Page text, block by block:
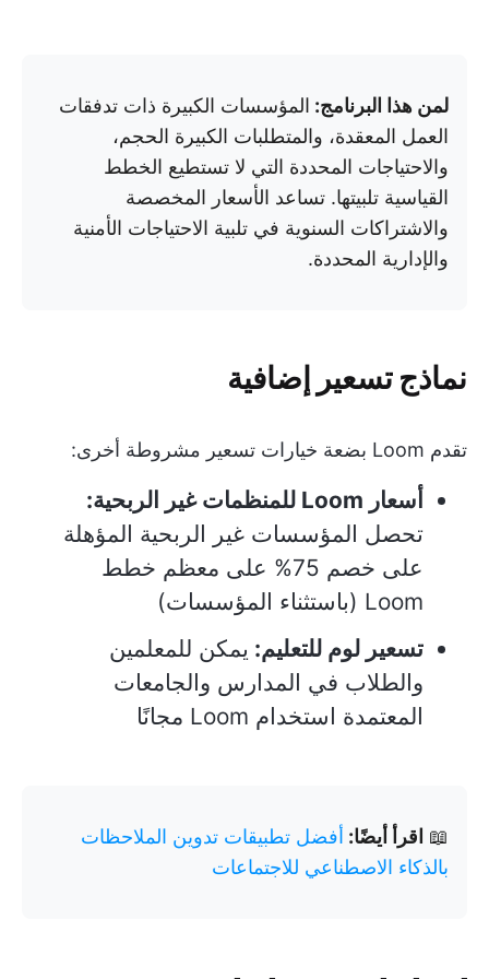
لمن هذا البرنامج: المؤسسات الكبيرة ذات تدفقات
العمل المعقدة، والمتطلبات الكبيرة الحجم،
والاحتياجات المحددة التي لا تستطيع الخطط
القياسية تلبيتها. تساعد الأسعار المخصصة
والاشتراكات السنوية في تلبية الاحتياجات الأمنية
والإدارية المحددة.
نماذج تسعير إضافية
تقدم Loom بضعة خيارات تسعير مشروطة أخرى:
أسعار Loom للمنظمات غير الربحية:
تحصل المؤسسات غير الربحية المؤهلة
على خصم 75% على معظم خطط
Loom (باستثناء المؤسسات)
تسعير لوم للتعليم: يمكن للمعلمين
والطلاب في المدارس والجامعات
المعتمدة استخدام Loom مجانًا
📖 اقرأ أيضًا: أفضل تطبيقات تدوين الملاحظات
بالذكاء الاصطناعي للاجتماعات